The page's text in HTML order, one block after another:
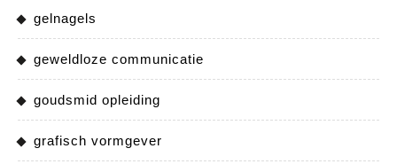
gelnagels
geweldloze communicatie
goudsmid opleiding
grafisch vormgever